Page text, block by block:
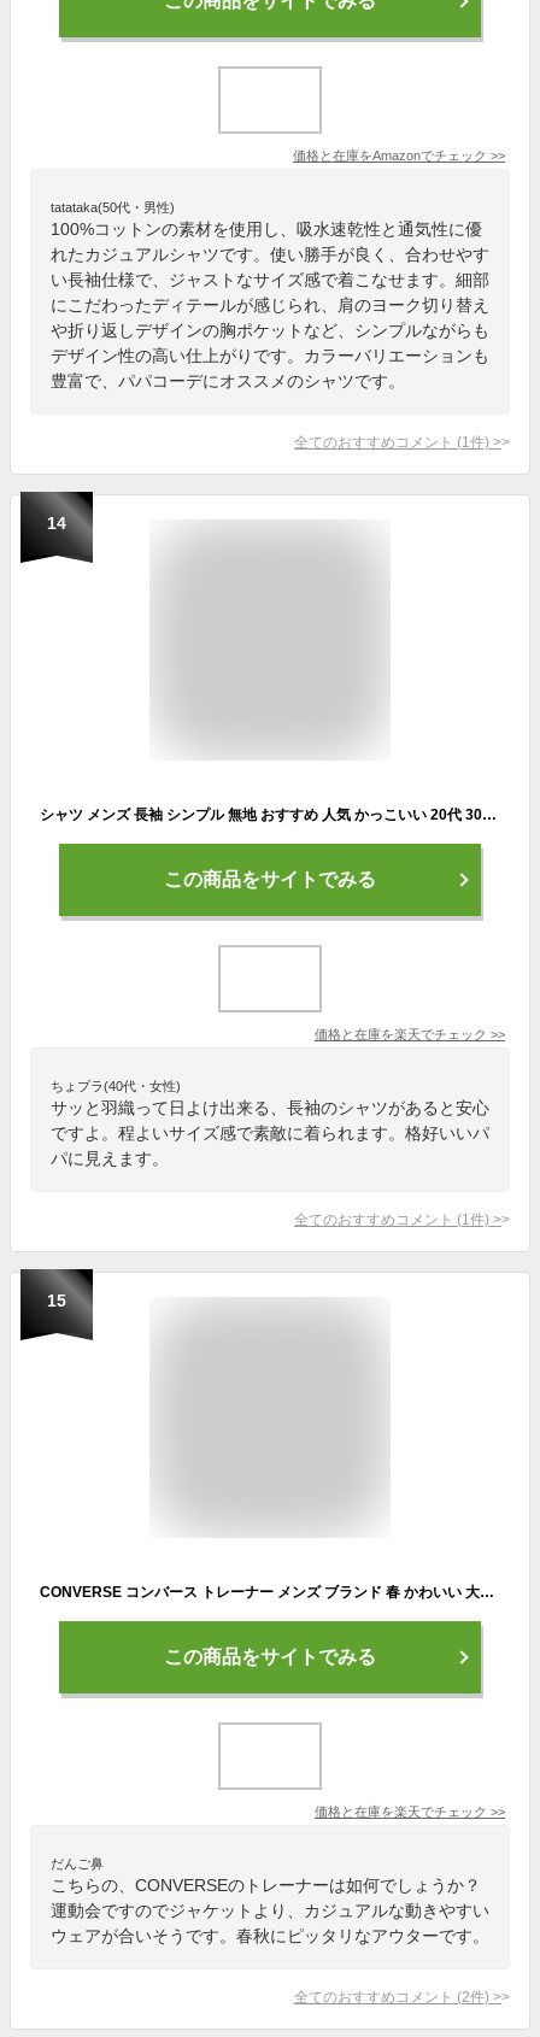
価格と在庫をAmazonでチェック >>
tatataka(50代・男性)
100%コットンの素材を使用し、吸水速乾性と通気性に優
れたカジュアルシャツです。使い勝手が良く、合わせやす
い長袖仕様で、ジャストなサイズ感で着こなせます。細部
にこだわったディテールが感じられ、肩のヨーク切り替え
や折り返しデザインの胸ポケットなど、シンプルながらも
デザイン性の高い仕上がりです。カラーバリエーションも
豊富で、パパコーデにオススメのシャツです。
全てのおすすめコメント (1 件) >
14
シャツ メンズ 長袖 シンプル 無地 おすすめ 人気 かっこいい 20代 30代 40代 50代 春 夏 秋 冬 服 M~4XL 全6色 カジュアル メンズファッション
この商品をサイトでみる
価格と在庫を楽天でチェック >>
ちょプラ(40代・女性)
サッと羽織って日よけ出来る、長袖のシャツがあると安心
ですよ。程よいサイズ感で素敵に着られます。格好いいパ
パに見えます。
全てのおすすめコメント (1 件) >
15
CONVERSE コンバース トレーナー メンズ ブランド 春 かわいい 大きいサイズ 春服 長袖 無地 スウェット ワンポイント ロゴ 刺繍 スエット アメカジ ストリート 30代 40代 50代 春 秋 冬 全10色 ブラウン 白 黒 M L LL XL 2L MRU
この商品をサイトでみる
価格と在庫を楽天でチェック >>
だんご鼻
こちらの、CONVERSEのトレーナーは如何でしょうか？
運動会ですのでジャケットより、カジュアルな動きやすい
ウェアが合いそうです。春秋にピッタリなアウターです。
全てのおすすめコメント (2件) >